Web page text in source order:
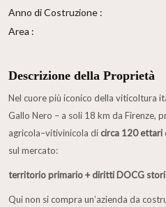
Anno di Costruzione :
Area :
Descrizione della Proprietà
Nel cuore più iconico della viticoltura
Gallo Nero – a soli 18 km da Firenze,
agricola–vitivinicola di circa 120 ettari
sul mercato:
territorio primario + diritti DOCG
Qui non si compra un’azienda da